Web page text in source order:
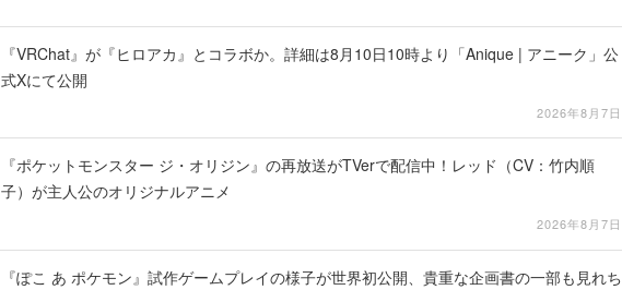
『VRChat』が『ヒロアカ』とコラボか。詳細は8月10日10時より「Anique | アニーク」公
式Xにて公開
2026年8月7日
『ポケットモンスター ジ・オリジン』の再放送がTVerで配信中！レッド（CV：竹内順
子）が主人公のオリジナルアニメ
2026年8月7日
『ぽこ あ ポケモン』試作ゲームプレイの様子が世界初公開、貴重な企画書の一部も見れち